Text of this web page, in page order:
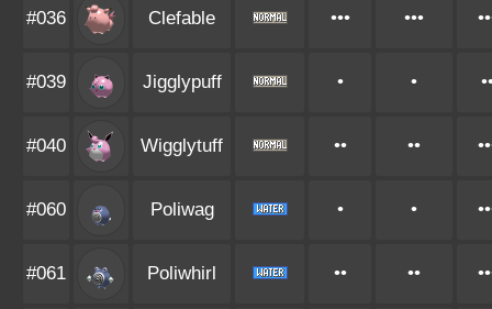
#036 Clefable ••• •••
#039 Jigglypuff • •
#040 Wigglytuff •• ••
#060 Poliwag • •
#061 Poliwhirl •• ••